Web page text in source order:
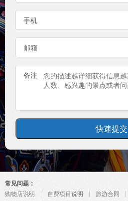
手机
邮箱
备注
常见问题：
购物店说明
自费项目说明 旅游合同